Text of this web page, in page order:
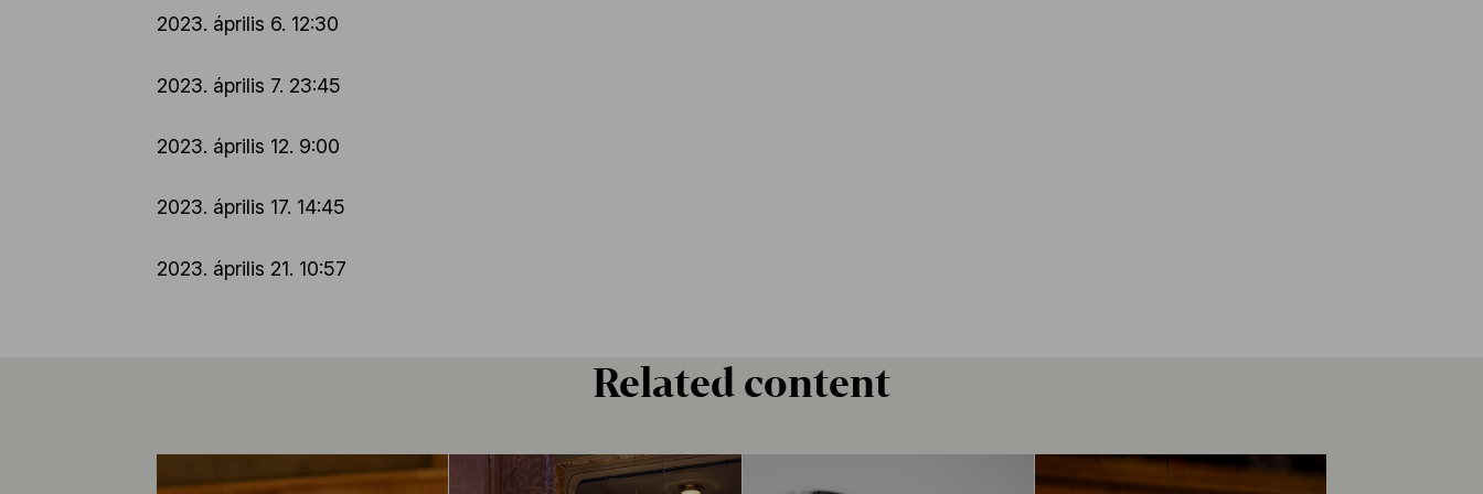
2023. április 6. 12:30
2023. április 7. 23:45
2023. április 12. 9:00
2023. április 17. 14:45
2023. április 21. 10:57
Related content